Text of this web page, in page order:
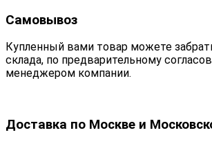
Самовывоз
Купленный вами товар можете
склада, по предварительному
менеджером компании.
Доставка по Москве и